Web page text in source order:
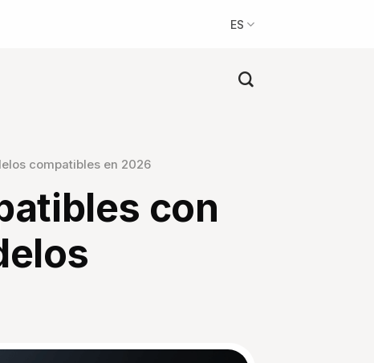
ES
compatibles en 2026
con